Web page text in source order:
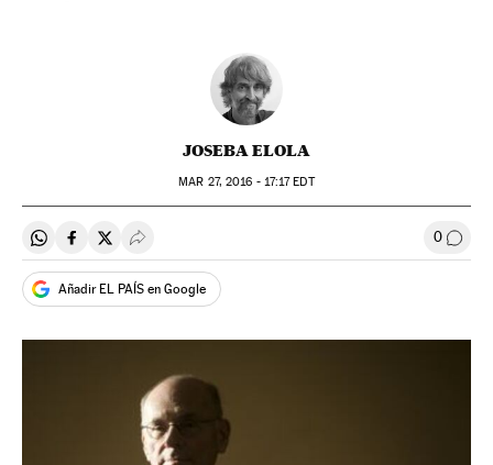
JOSEBA ELOLA
MAR 27, 2016 - 17:17EDT
Compartir en Whatsapp
Compartir en Facebook
Compartir en Twitter
Desplegar Redes Sociales 0
Añadir EL PAÍS en Google